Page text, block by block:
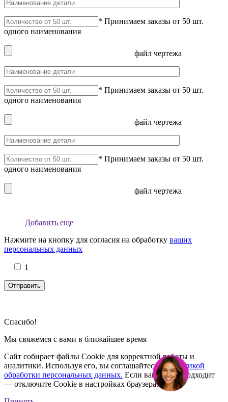
* Принимаем заказы от 50 шт.
одного наименования
файл чертежа
* Принимаем заказы от 50 шт.
одного наименования
файл чертежа
* Принимаем заказы от 50 шт.
одного наименования
файл чертежа
Добавить еще
Нажмите на кнопку для согласия на обработку ваших
персональных данных
1
Спасибо!
Мы свяжемся с вами в ближайшее время
Сайт собирает файлы Cookie для корректной работы и
аналитики. Используя его, вы соглашайтесь сПолитикой
обработки персональных данных. Если вам это не подходит
— отключите Cookie в настройках браузера.